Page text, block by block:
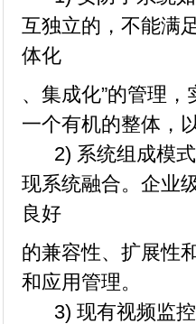
互独立的，不能满
体化
、集成化”的管理
一个有机的整体，
2) 系统组成模式
现系统融合。企业
良好
的兼容性、扩展性
和应用管理。
3) 现有视频监控